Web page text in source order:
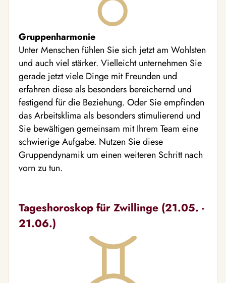
Gruppenharmonie
Unter Menschen fühlen Sie sich jetzt am Wohlsten
und auch viel stärker. Vielleicht unternehmen Sie
gerade jetzt viele Dinge mit Freunden und
erfahren diese als besonders bereichernd und
festigend für die Beziehung. Oder Sie empfinden
das Arbeitsklima als besonders stimulierend und
Sie bewältigen gemeinsam mit Ihrem Team eine
schwierige Aufgabe. Nutzen Sie diese
Gruppendynamik um einen weiteren Schritt nach
vorn zu tun.
Tageshoroskop für Zwillinge (21.05. -
21.06.)